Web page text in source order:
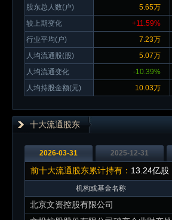
股东总人数(户)
较上期变化
行业平均(户)
人均流通股(股)
人均流通变化
人均持股金额(元)
5.65万
+11.59%
7.23万
5.07万
-10.39%
10.03万
十大流通股东
2026-03-31 2025-12-31
前十大流通股东累计持有： 13.24亿股
机构或基金名称
北京文资控股有限公司